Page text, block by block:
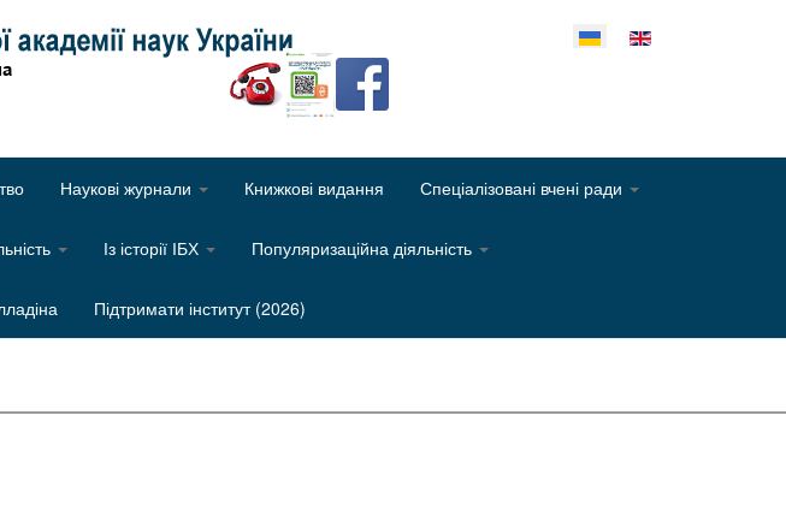
Оберіть свою мову
Наукові журнали Книжкові видання Спеціалізовані вчені ради
Із історії ІБХ Популяризаційна діяльність
Підтримати інститут (2026)